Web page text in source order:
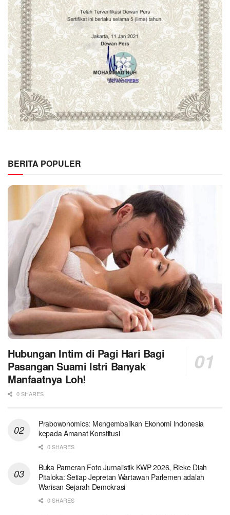
BERITA POPULER
Hubungan Intim di Pagi Hari Bagi
Pasangan Suami Istri Banyak
Manfaatnya Loh!
0 SHARES
Prabowonomics: Mengembalikan Ekonomi Indonesia
kepada Amanat Konstitusi
0 SHARES
Buka Pameran Foto Jurnalistik KWP 2026, Rieke Diah
Pitaloka: Setiap Jepretan Wartawan Parlemen adalah
Warisan Sejarah Demokrasi
0 SHARES